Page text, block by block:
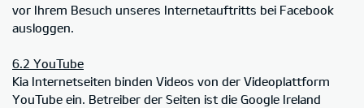
vor Ihrem Besuch unseres Internetauftritts bei Facebook
ausloggen.
6.2 YouTube
Kia Internetseiten binden Videos von der Videoplattform
YouTube ein. Betreiber der Seiten ist die Google Ireland